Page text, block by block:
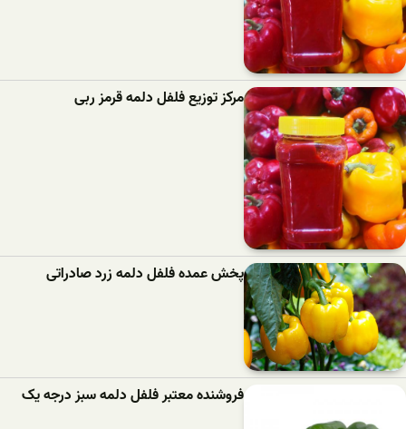
مرکز توزیع فلفل دلمه قرمز ربی
پخش عمده فلفل دلمه زرد صادراتی
فروشنده معتبر فلفل دلمه سبز درجه یک